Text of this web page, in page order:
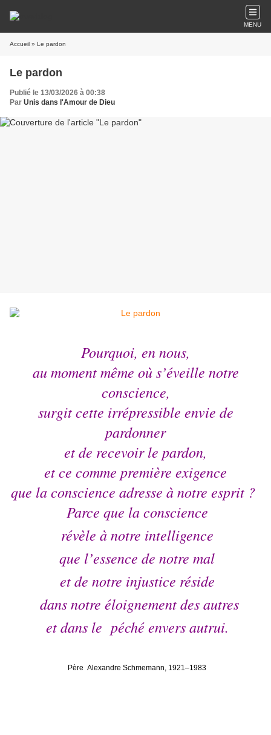
MENU
Accueil » Le pardon
Le pardon
Publié le 13/03/2026 à 00:38
Par Unis dans l'Amour de Dieu
Pourquoi, en nous,
au moment même où s’éveille notre
conscience,
surgit cette irrépressible envie de
pardonner
et de recevoir le pardon,
et ce comme première exigence
que la conscience adresse à notre esprit ?
Parce que la conscience
révèle à notre intelligence
que l’essence de notre mal
et de notre injustice réside
dans notre éloignement des autres
et dans le péché envers autrui.
Père Alexandre Schmemann, 1921–1983